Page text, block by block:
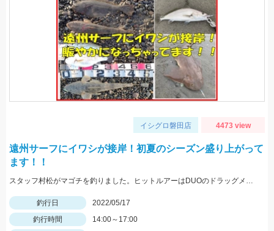
イシグロ磐田店 4473 view
遠州サーフにイワシが接岸！初夏のシーズン盛り上がって
ます！！
スタッフ村松がマゴチを釣りました。ヒットルアーはDUOのドラッグメタルキャストショット30gのイワシカラー。
釣行日
2022/05/17
釣行時間
14:00～17:00